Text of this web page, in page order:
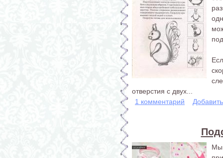
отверстия с двух...
1 комментарий